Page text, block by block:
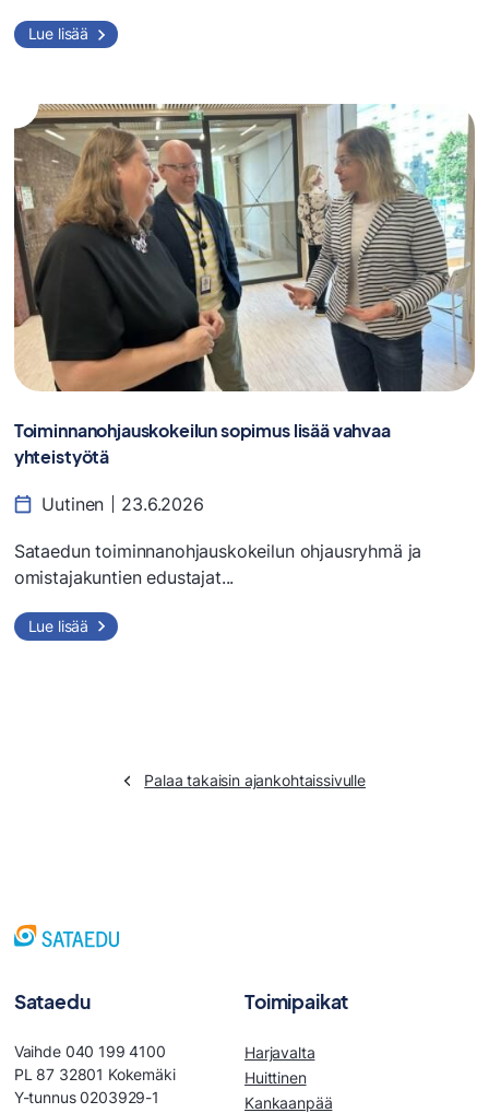
Lue lisää
Toiminnanohjauskokeilun sopimus lisää vahvaa
yhteistyötä
Uutinen 23.6.2026
Sataedun toiminnanohjauskokeilun ohjausryhmä ja
omistajakuntien edustajat...
Lue lisää
Palaa takaisin ajankohtaissivulle
Sataedu
Vaihde 040 199 4100
PL 87 32801 Kokemäki
Y-tunnus 0203929-1
Toimipaikat
Harjavalta
Huittinen
Kankaanpää